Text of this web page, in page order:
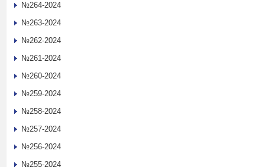
№264-2024
№263-2024
№262-2024
№261-2024
№260-2024
№259-2024
№258-2024
№257-2024
№256-2024
№255-2024